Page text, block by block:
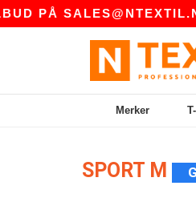
PÅSALES@NTEXTIL.NO
Merker
SPORT M